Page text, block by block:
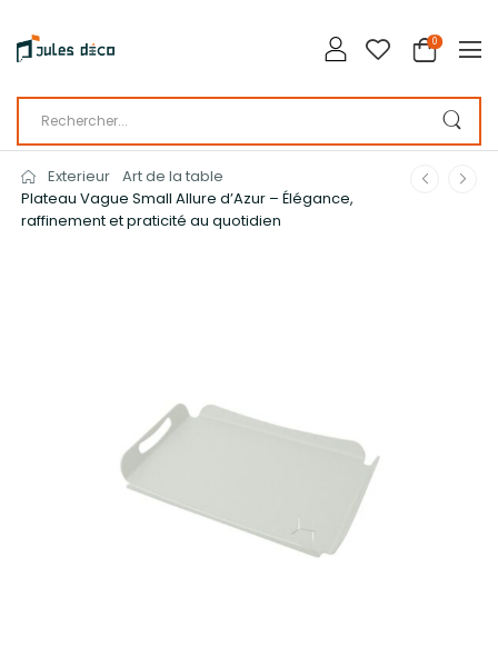
0
Exterieur Art de la table
Plateau Vague Small Allure d’Azur – Élégance,
raffinement et praticité au quotidien